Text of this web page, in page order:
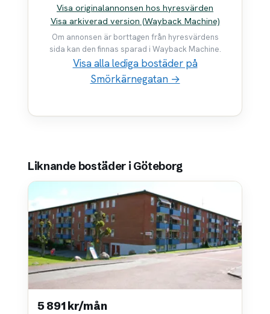
Visa originalannonsen hos hyresvärden
Visa arkiverad version (Wayback Machine)
Om annonsen är borttagen från hyresvärdens
sida kan den finnas sparad i Wayback Machine.
Visa alla lediga bostäder på
Smörkärnegatan →
Liknande bostäder i Göteborg
5 891 kr/mån